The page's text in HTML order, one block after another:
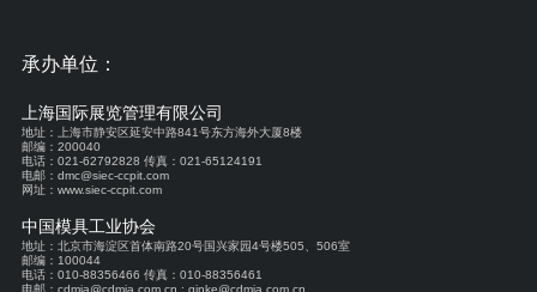
承办单位：
上海国际展览管理有限公司
地址：上海市静安区延安中路841号东方海外大厦8楼
邮编：200040
电话：021-62792828 传真：021-65124191
电邮：dmc@siec-ccpit.com
网址：www.siec-ccpit.com
中国模具工业协会
地址：北京市海淀区首体南路20号国兴家园4号楼505、506室
邮编：100044
电话：010-88356466 传真：010-88356461
电邮：cdmia@cdmia.com.cn ; qinke@cdmia.com.cn